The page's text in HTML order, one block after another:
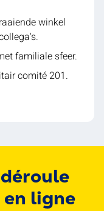
winkel
familiale sfeer.
comité 201.
ligne